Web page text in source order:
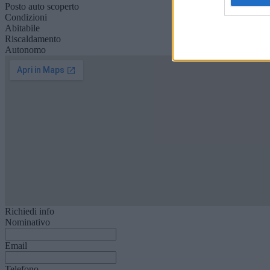
Posto auto scoperto
Condizioni
Abitabile
Riscaldamento
Autonomo
Richiedi info
Nominativo
Email